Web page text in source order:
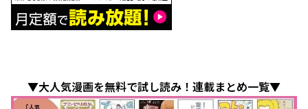
▼大人気漫画を無料で試し読み！連載まとめ一覧▼